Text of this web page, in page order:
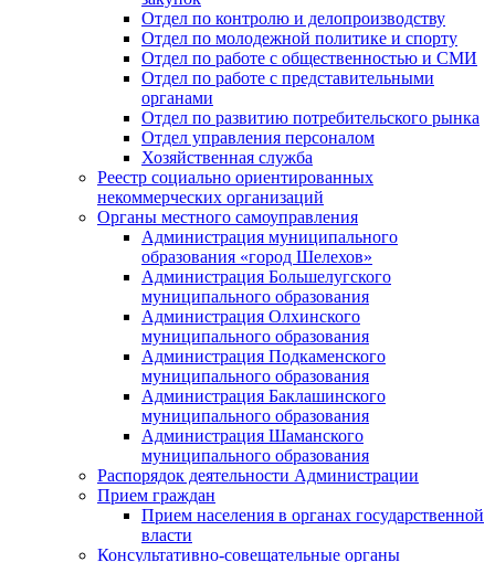
Отдел по контролю и делопроизводству
Отдел по молодежной политике и спорту
Отдел по работе с общественностью и СМИ
Отдел по работе с представительными
органами
Отдел по развитию потребительского рынка
Отдел управления персоналом
Хозяйственная служба
Реестр социально ориентированных
некоммерческих организаций
Органы местного самоуправления
Администрация муниципального
образования «город Шелехов»
Администрация Большелугского
муниципального образования
Администрация Олхинского
муниципального образования
Администрация Подкаменского
муниципального образования
Администрация Баклашинского
муниципального образования
Администрация Шаманского
муниципального образования
Распорядок деятельности Администрации
Прием граждан
Прием населения в органах государственной
власти
Консультативно-совещательные органы